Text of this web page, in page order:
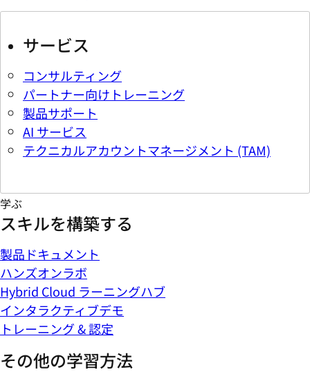
サービス
コンサルティング
パートナー向けトレーニング
製品サポート
AI サービス
テクニカルアカウントマネージメント (TAM)
学ぶ
スキルを構築する
製品ドキュメント
ハンズオンラボ
Hybrid Cloud ラーニングハブ
インタラクティブデモ
トレーニング & 認定
その他の学習方法